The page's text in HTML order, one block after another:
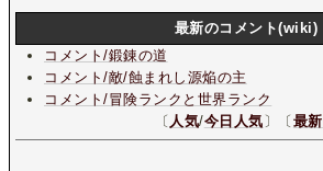
最新のコメント(wiki)
コメント/鍛錬の道
コメント/敵/蝕まれし源焔の主
コメント/冒険ランクと世界ランク
〔 人気/今日人気〕〔最新